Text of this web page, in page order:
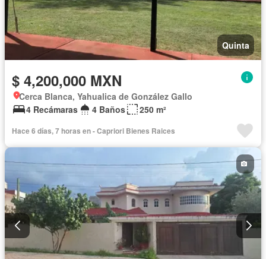
Quinta
$ 4,200,000 MXN
Cerca Blanca, Yahualica de González Gallo
4 Recámaras
4 Baños 250 m²
Hace 6 días, 7 horas en - Capriori Bienes Raices